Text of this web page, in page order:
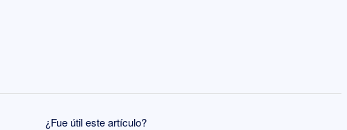
¿Fue útil este artículo?